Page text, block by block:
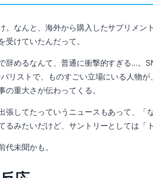
。なんと、海外から購入したサプリメン
けていたんだって。
辞めるなんて、普通に衝撃的すぎる…。
リストで、ものすごい立場にいる人物
重大さが伝わってくる。
張してたっていうニュースもあって、
るみたいだけど、サントリーとしては「
未聞かも。